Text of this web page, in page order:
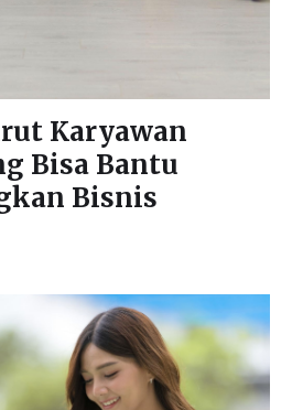
Karyawan
Bisa Bantu
Bisnis